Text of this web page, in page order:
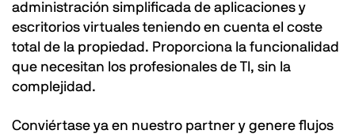
administración simplificada de aplicaciones y
escritorios virtuales teniendo en cuenta el coste
total de la propiedad. Proporciona la funcionalidad
que necesitan los profesionales de TI, sin la
complejidad.
Conviértase ya en nuestro partner y genere flujos